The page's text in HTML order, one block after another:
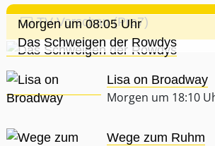
TV-Vorschau (Pro7)
Morgen um 08:05 Uhr
Das Schweigen der Rowdys
Lisa on Broadway
Morgen um 18:10
Wege zum Ruhm